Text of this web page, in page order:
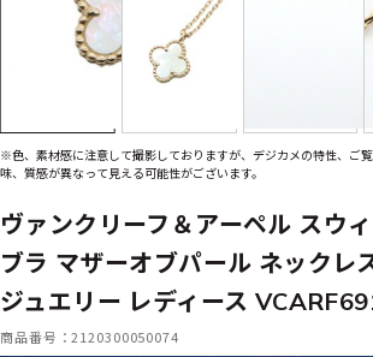
※色、素材感に注意して撮影しておりますが、デジカメの特性、ご
味、質感が異なって見える可能性がございます。
ヴァンクリーフ＆アーペル スウ
ブラ マザーオブパール ネックレ
ジュエリー レディース
商品番号：2120300050074